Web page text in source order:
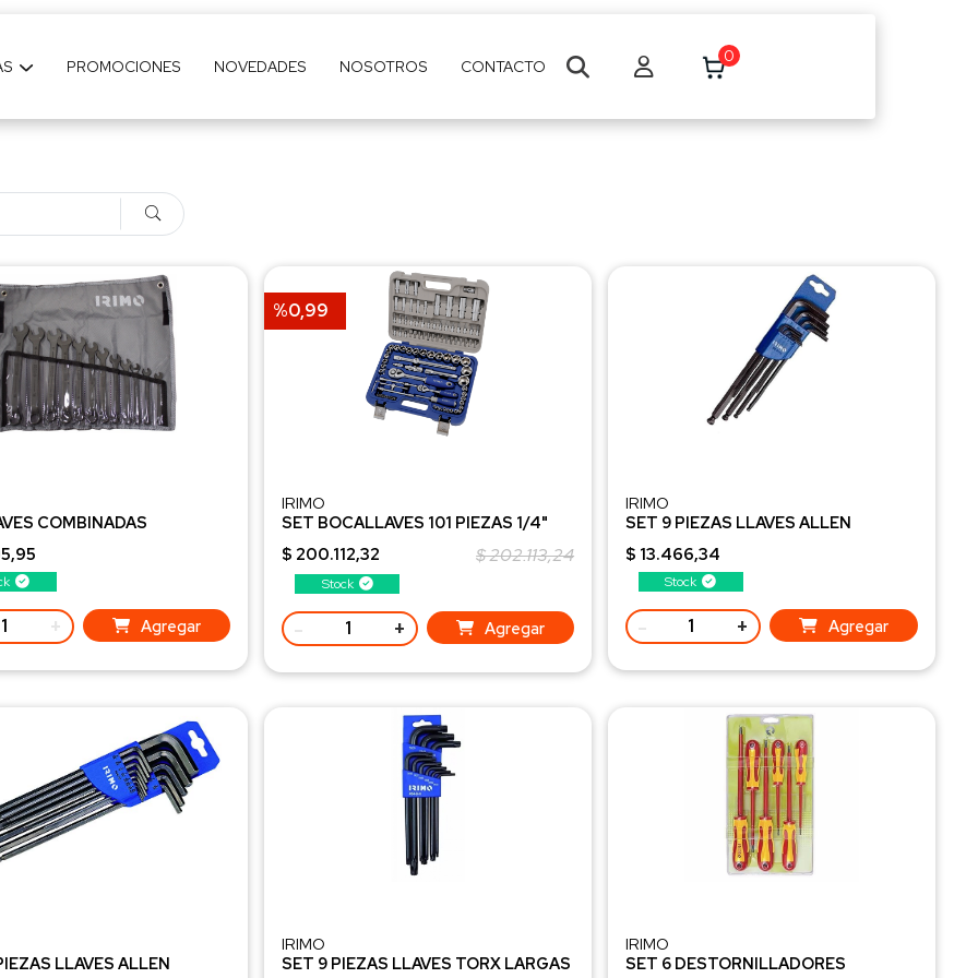
PROMOCIONES NOVEDADES NOSOTROS CONTACTO
0
COMBINADAS
12 Piezas en ESTUCHE
+ Agregar
%0,99
Stock
IRIMO
SET BOCALLAVES 101 PIEZAS 1/4"
1/2"
129-101-4
$ 200.112,32 $ 202.113,24
- + Agregar
Stock
IRIMO
SET 9 PIEZAS LLAVES ALLEN
LARGAS MILIMETRICAS
48-9-H
$ 13.466,34
- + Agregar
LLAVES ALLEN
IRIMO
SET 9 PIEZAS LLAVES TORX LARGAS
IRIMO
SET 6 DESTORNILLADORES